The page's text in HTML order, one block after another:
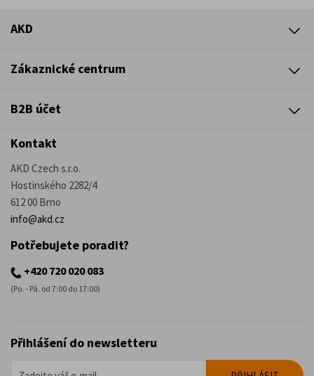
AKD
Zákaznické centrum
B2B účet
Kontakt
AKD Czech s.r.o.
Hostinského 2282/4
612 00 Brno
info@akd.cz
Potřebujete poradit?
+420 720 020 083
(Po. - Pá. od 7:00 do 17:00)
Přihlášení do newsletteru